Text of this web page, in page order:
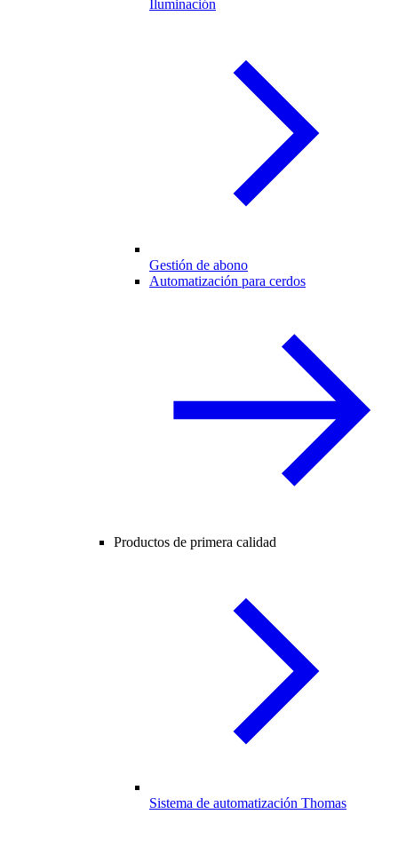
Iluminación
Gestión de abono
Automatización para cerdos
Productos de primera calidad
Sistema de automatización Thomas